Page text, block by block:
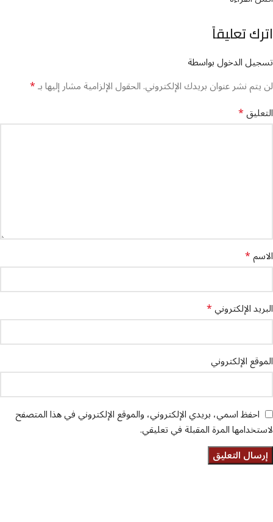
اترك تعليقاً
تسجيل الدخول بواسطة
لن يتم نشر عنوان بريدك الإلكتروني.الحقول الإلزامية مشار إليها بـ*
التعليق*
الاسم*
البريد الإلكتروني*
الموقع الإلكتروني
احفظ اسمي، بريدي الإلكتروني، والموقع الإلكتروني في هذا المتصفح
لاستخدامها المرة المقبلة في تعليقي.